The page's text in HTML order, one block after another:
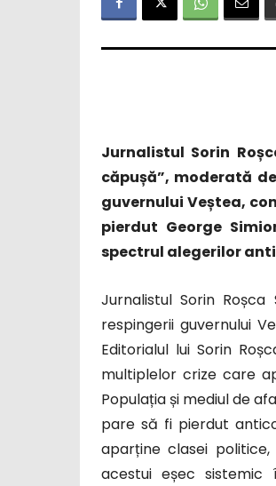
Jurnalistul Sorin
căpușă”, moderată
guvernului Veștea,
pierdut George
spectrul alegerilor
Jurnalistul Sorin
respingerii guvernului
Editorialul lui Sorin
multiplelor crize care
Populația și mediul de
pare să fi pierdut
aparține clasei
acestui eșec sistemic